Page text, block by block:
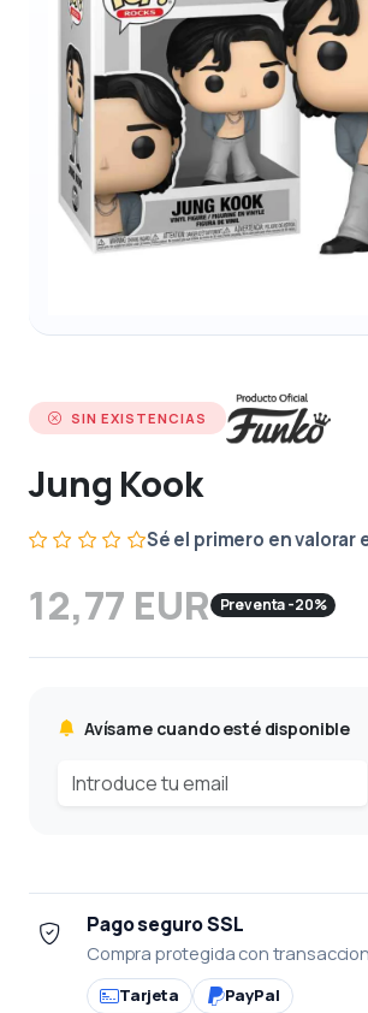
SIN EXISTENCIAS
Jung Kook
Sé el primero en
12,77 EUR Preventa -20%
Avísame cuando esté disponible
Pago seguro SSL
Compra protegida con
Tarjeta PayPal